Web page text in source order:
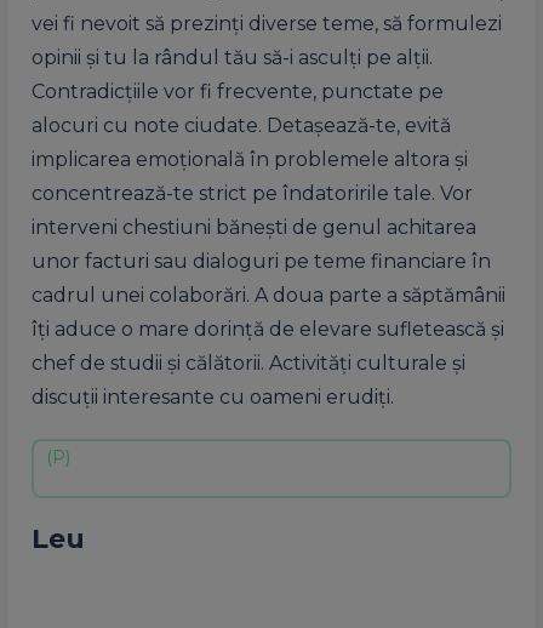
vei fi nevoit să prezinți diverse teme, să formulezi
opinii și tu la rândul tău să-i asculți pe alții.
Contradicțiile vor fi frecvente, punctate pe
alocuri cu note ciudate. Detașează-te, evită
implicarea emoțională în problemele altora și
concentrează-te strict pe îndatoririle tale. Vor
interveni chestiuni bănești de genul achitarea
unor facturi sau dialoguri pe teme financiare în
cadrul unei colaborări. A doua parte a săptămânii
îți aduce o mare dorință de elevare sufletească și
chef de studii și călătorii. Activități culturale și
discuții interesante cu oameni erudiți.
Leu